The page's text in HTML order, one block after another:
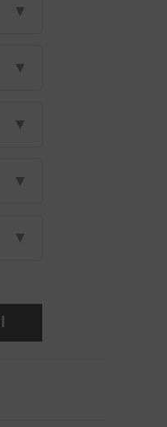
▼
▼
▼
▼
▼